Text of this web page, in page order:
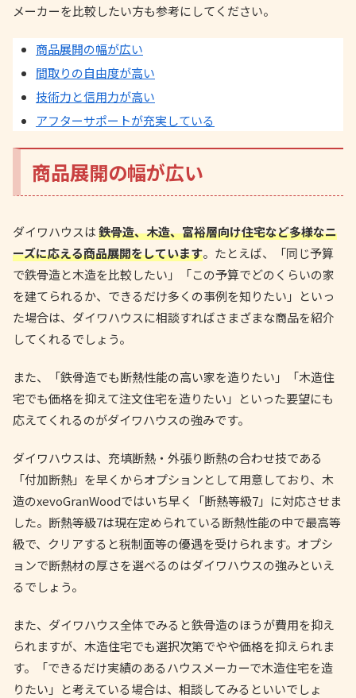
メーカーを比較したい方も参考にしてください。
商品展開の幅が広い
間取りの自由度が高い
技術力と信用力が高い
アフターサポートが充実している
商品展開の幅が広い
ダイワハウスは鉄骨造、木造、富裕層向け住宅など多様なニ
ーズに応える商品展開をしています。たとえば、「同じ予算
で鉄骨造と木造を比較したい」「この予算でどのくらいの家
を建てられるか、できるだけ多くの事例を知りたい」といっ
た場合は、ダイワハウスに相談すればさまざまな商品を紹介
してくれるでしょう。
また、「鉄骨造でも断熱性能の高い家を造りたい」「木造住
宅でも価格を抑えて注文住宅を造りたい」といった要望にも
応えてくれるのがダイワハウスの強みです。
ダイワハウスは、充填断熱・外張り断熱の合わせ技である
「付加断熱」を早くからオプションとして用意しており、木
造のxevoGranWoodではいち早く「断熱等級7」に対応させま
した。断熱等級7は現在定められている断熱性能の中で最高等
級で、クリアすると税制面等の優遇を受けられます。オプシ
ョンで断熱材の厚さを選べるのはダイワハウスの強みといえ
るでしょう。
また、ダイワハウス全体でみると鉄骨造のほうが費用を抑え
られますが、木造住宅でも選択次第でやや価格を抑えられま
す。「できるだけ実績のあるハウスメーカーで木造住宅を造
りたい」と考えている場合は、相談してみるといいでしょ